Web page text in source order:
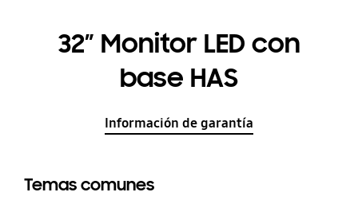
32” Monitor LED con
base HAS
Información de garantía
Temas comunes